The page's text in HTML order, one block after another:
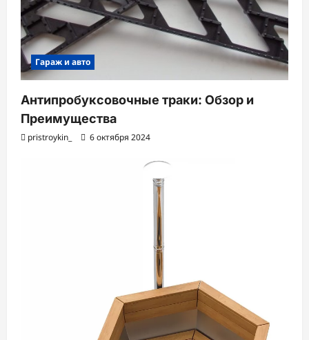
Гараж и авто
Антипробуксовочные траки: Обзор и
Преимущества
pristroykin_ 6 октября 2024